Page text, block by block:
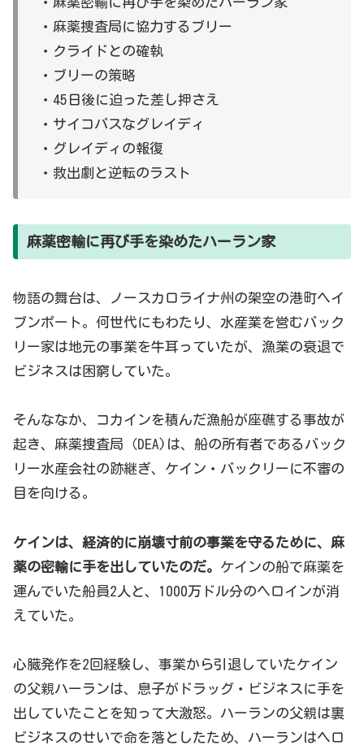
・麻薬捜査局に協力するブリー
・クライドとの確執
・ブリーの策略
・45日後に迫った差し押さえ
・サイコパスなグレイディ
・グレイディの報復
・救出劇と逆転のラスト
麻薬密輸に再び手を染めたハーラン家
物語の舞台は、ノースカロライナ州の架空の港町ヘイ
ブンポート。何世代にもわたり、水産業を営むバック
リー家は地元の事業を牛耳っていたが、漁業の衰退で
ビジネスは困窮していた。
そんななか、コカインを積んだ漁船が座礁する事故が
起き、麻薬捜査局（DEA)は、船の所有者であるバック
リー水産会社の跡継ぎ、ケイン・バックリーに不審の
目を向ける。
ケインは、経済的に崩壊寸前の事業を守るために、麻
薬の密輸に手を出していたのだ。 ケインの船で麻薬を
運んでいた船員2人と、1000万ドル分のヘロインが消
えていた。
心臓発作を2回経験し、事業から引退していたケイン
の父親ハーランは、息子がドラッグ・ビジネスに手を
出していたことを知って大激怒。ハーランの父親は裏
ビジネスのせいで命を落としたため、ハーランはヘロ